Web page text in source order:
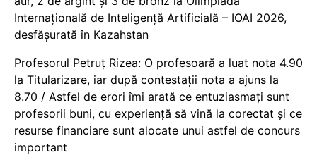
Internațională de Inteligență Artificială – IOAI 2026,
desfășurată în Kazahstan
Profesorul Petruț Rizea: O profesoară a luat nota 4.90
la Titularizare, iar după contestații nota a ajuns la
8.70 / Astfel de erori îmi arată ce entuziasmați sunt
profesorii buni, cu experiență să vină la corectat și ce
resurse financiare sunt alocate unui astfel de concurs
important